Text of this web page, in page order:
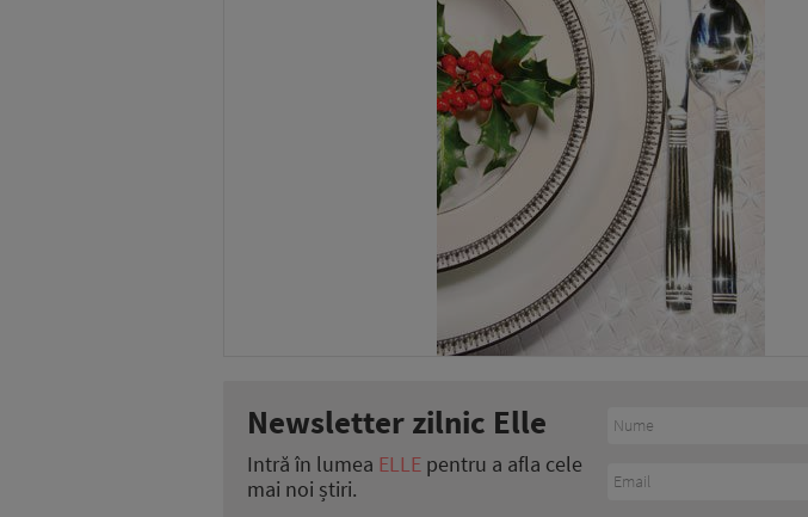
Newsletter zilnic Elle
Intră în lumea ELLE pentru a afla cele
mai noi știri.